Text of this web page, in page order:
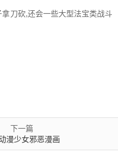
刀砍,还会一些大型法宝类战斗
下一篇
漫少女邪恶漫画